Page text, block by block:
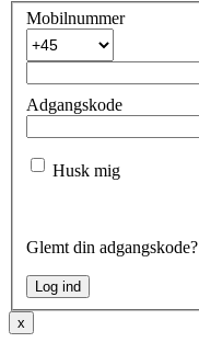
Mobilnummer
Adgangskode
Husk mig
Glemt din adgangskode?
x